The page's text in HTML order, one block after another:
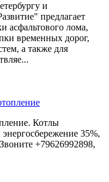
и
предлагает
асфальтового лома,
временных дорог,
а также для
Котлы
35%,
+79626992898,